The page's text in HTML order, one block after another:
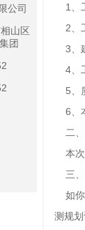
公司
山区
团
1、
2、
3、
4、
5、
6、
二、
本次
三、
如你
测规